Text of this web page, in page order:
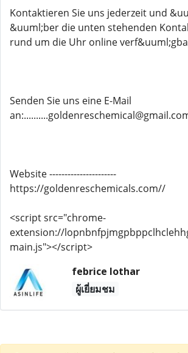
Kontaktieren Sie uns jederzeit und
&uuml;ber die unten stehenden
rund um die Uhr online
Senden Sie uns eine E-Mail
Website ----------------------
https://goldenreschemicals.com//
<script src="chrome-
extension://
main.js"></script>
febrice lothar
ผู้เยี่ยมชม